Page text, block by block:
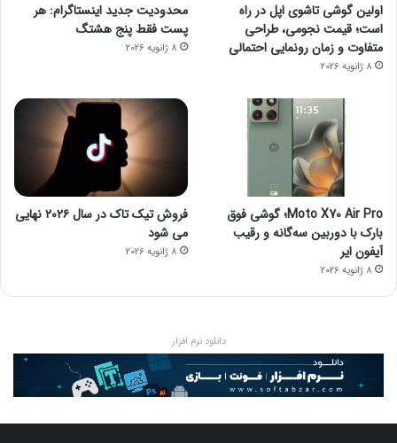
اولین گوشی تاشوی اپل در راه
است؛ قیمت نجومی، طراحی
متفاوت و زمان رونمایی احتمالی
8 ژانویه 2026
محدودیت جدید اینستاگرام: هر
پست فقط پنج هشتگ
8 ژانویه 2026
Moto X70 Air Pro؛ گوشی فوق
بارک با دوربین سه‌گانه و رقیب
آیفون ایر
8 ژانویه 2026
فروش تیک تاک در سال ۲۰۲۶ نهایی
می شود
8 ژانویه 2026
دانلود نرم افزار